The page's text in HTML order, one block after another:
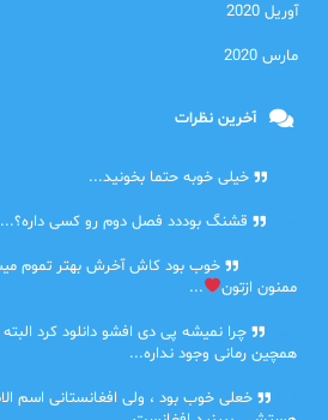
آوریل 2020
مارس 2020
آخرین نظرات
خیلی خوبه حتما بخونید...
قشنگ بوددد فصل دوم رو کسی داره؟...
خوب بود کاش آخرش بهتر تموم
ممنون ازتون
...
چرا نمیشه پی دی افشو دانلود کرد
همچین رمانی وجود نداره...
خعلی خوب بود ، ولی افغانستانی اسم